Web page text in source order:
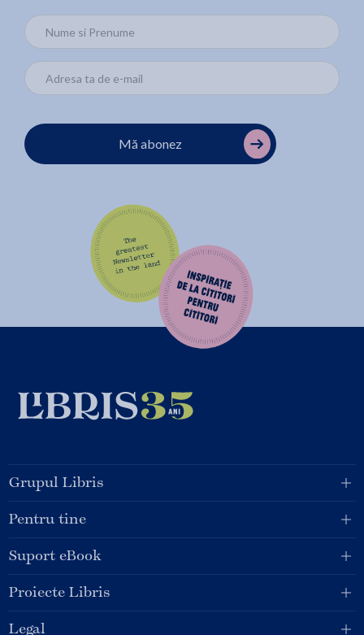
Mă abonez
Grupul Libris
Pentru tine
Suport eBook
Proiecte Libris
Legal